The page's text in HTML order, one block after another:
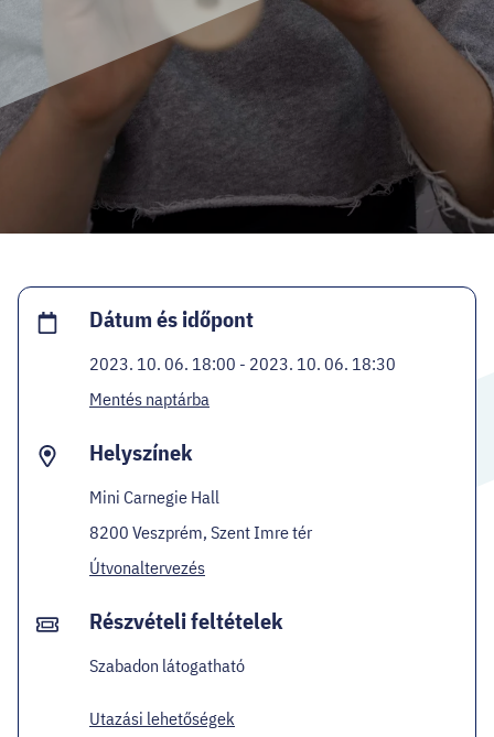
KARRIER
FacebookInstagram
Dátum és időpont
2023. 10. 06. 18:00 - 2023. 10. 06. 18:30
Mentés naptárba
Helyszínek
Mini Carnegie Hall
8200 Veszprém, Szent Imre tér
Útvonaltervezés
Részvételi feltételek
Szabadon látogatható
Utazási lehetőségek